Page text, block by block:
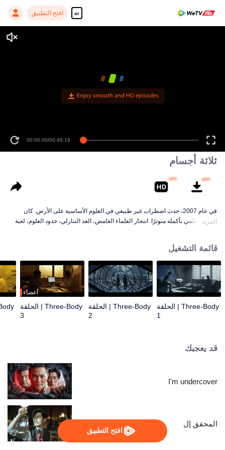
ar افتح التطبيق
افتح التطبيق
Enjoy smooth and HD episodes
00:00:00/00:48:19
ثلاثة أجسام
في عام 2007، حدث اضطراب غير طبيعي في العلوم الأساسية على الأرض. كان
العالم العلمي بأكمله متوترًا. انتحار العلماء الغامض، العد التنازلي، حدود العلوم، لعبة
ETO ومركز العمليات، أكد وانغ مياو وشي تشيانغ تدريجيًا وجود العالم في لعبة مشكلة
الأجسام الثلاثة. كل الأشياء نشأت من الصراع اليائس من أجل البقاء بين حضارتين.
بفضل الجهود المشتركة لمركز العمليات المشترك والعلماء، استعاد وانغ مياو وشي
تشيانغ وآخرون الأمل والإيمان، مما دفع الجميع إلى مواصلة القتال ضد غزو
المزيد
قائمة التشغيل
Three-Body | الحلقة
1
Three-Body | الحلقة
2
أعضاء
Three-Body | الحلقة
3
قد يعجبك
I'm undercover
المحقق إل